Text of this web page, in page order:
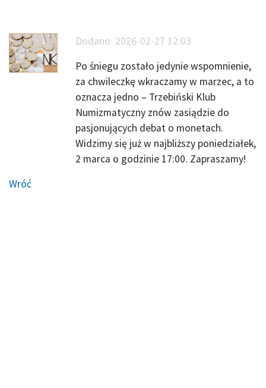
Dodano: 2026-02-27 12:03
Po śniegu zostało jedynie wspomnienie,
za chwileczkę wkraczamy w marzec, a to
oznacza jedno – Trzebiński Klub
Numizmatyczny znów zasiądzie do
pasjonujących debat o monetach.
Widzimy się już w najbliższy poniedziałek,
2 marca o godzinie 17:00. Zapraszamy!
Wróć